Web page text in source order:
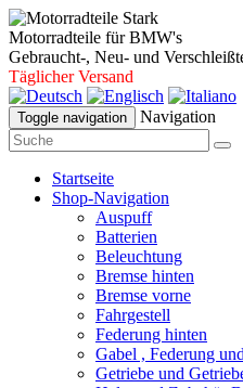
Motorradteile für BMW's
Gebraucht-, Neu- und
Täglicher Versand
Toggle navigation Navigation
Startseite
Shop-Navigation
Auspuff
Batterien
Beleuchtung
Bremse hinten
Bremse vorne
Fahrgestell
Federung hinten
Gabel , Federung
Getriebe und